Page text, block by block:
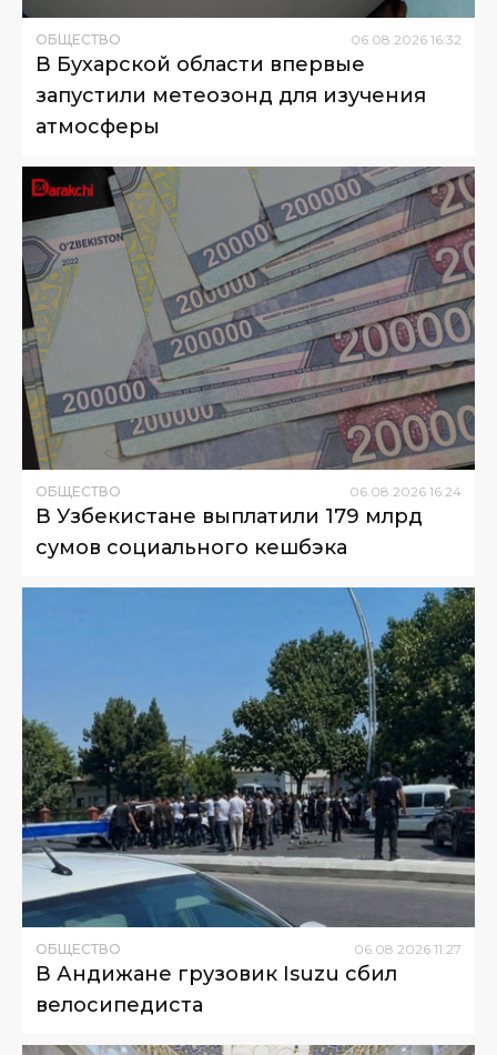
ОБЩЕСТВО 06.08.2026 16:32
В Бухарской области впервые
запустили метеозонд для изучения
атмосферы
ОБЩЕСТВО 06 08 2026 16:24
В Узбекистане выплатили 179 млрд
сумов социального кешбэка
ОБЩЕСТВО 06 08 2026 11:27
В Андижане грузовик Isuzu сбил
велосипедиста